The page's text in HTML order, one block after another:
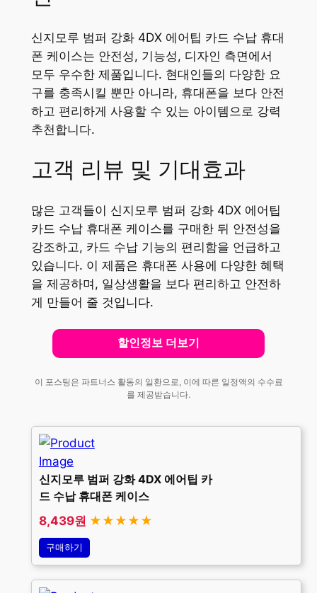
신지모루 범퍼 강화 4DX 에어팁 카드 수납 휴대
폰 케이스는 안전성, 기능성, 디자인 측면에서
모두 우수한 제품입니다. 현대인들의 다양한 요
구를 충족시킬 뿐만 아니라, 휴대폰을 보다 안전
하고 편리하게 사용할 수 있는 아이템으로 강력
추천합니다.
고객 리뷰 및 기대효과
많은 고객들이 신지모루 범퍼 강화 4DX 에어팁
카드 수납 휴대폰 케이스를 구매한 뒤 안전성을
강조하고, 카드 수납 기능의 편리함을 언급하고
있습니다. 이 제품은 휴대폰 사용에 다양한 혜택
을 제공하며, 일상생활을 보다 편리하고 안전하
게 만들어 줄 것입니다.
할인정보 더보기
이 포스팅은 파트너스 활동의 일환으로, 이에 따른 일정액의 수수료
를 제공받습니다.
신지모루 범퍼 강화 4DX 에어팁 카
드 수납 휴대폰 케이스
8,439원 ★★★★★
구매하기